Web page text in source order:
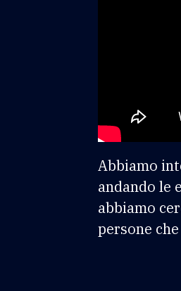
Abbiamo
andando le
abbiamo
persone